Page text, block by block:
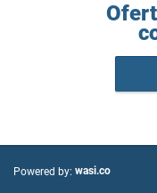
Powered by: wasi.co